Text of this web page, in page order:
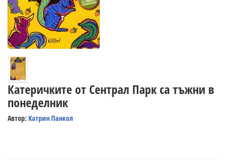
Катеричките от Сентрал Парк са тъжни в
понеделник
Автор: Катрин Панкол